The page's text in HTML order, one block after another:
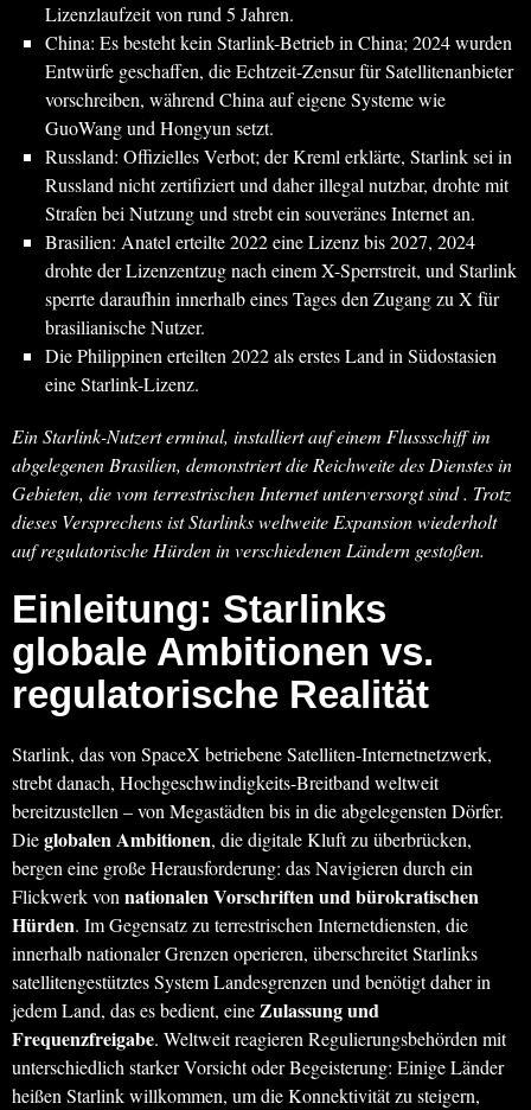
Lizenzlaufzeit von rund 5 Jahren.
China: Es besteht kein Starlink-Betrieb in China; 2024 wurden
Entwürfe geschaffen, die Echtzeit-Zensur für Satellitenanbieter
vorschreiben, während China auf eigene Systeme wie
GuoWang und Hongyun setzt.
Russland: Offizielles Verbot; der Kreml erklärte, Starlink sei in
Russland nicht zertifiziert und daher illegal nutzbar, drohte mit
Strafen bei Nutzung und strebt ein souveränes Internet an.
Brasilien: Anatel erteilte 2022 eine Lizenz bis 2027, 2024
drohte der Lizenzentzug nach einem X-Sperrstreit, und Starlink
sperrte daraufhin innerhalb eines Tages den Zugang zu X für
brasilianische Nutzer.
Die Philippinen erteilten 2022 als erstes Land in Südostasien
eine Starlink-Lizenz.
Ein Starlink-Nutzert erminal, installiert auf einem Flussschiff im
abgelegenen Brasilien, demonstriert die Reichweite des Dienstes in
Gebieten, die vom terrestrischen Internet unterversorgt sind . Trotz
dieses Versprechens ist Starlinks weltweite Expansion wiederholt
auf regulatorische Hürden in verschiedenen Ländern gestoßen.
Einleitung: Starlinks
globale Ambitionen vs.
regulatorische Realität
Starlink, das von SpaceX betriebene Satelliten-Internetnetzwerk,
strebt danach, Hochgeschwindigkeits-Breitband weltweit
bereitzustellen – von Megastädten bis in die abgelegensten Dörfer.
Dieglobalen Ambitionen, die digitale Kluft zu überbrücken,
bergen eine große Herausforderung: das Navigieren durch ein
Flickwerk vonnationalen Vorschriften und bürokratischen
Hürden. Im Gegensatz zu terrestrischen Internetdiensten, die
innerhalb nationaler Grenzen operieren, überschreitet Starlinks
satellitengestütztes System Landesgrenzen und benötigt daher in
jedem Land, das es bedient, eineZulassung und
Frequenzfreigabe. Weltweit reagieren Regulierungsbehörden mit
unterschiedlich starker Vorsicht oder Begeisterung: Einige Länder
heißen Starlink willkommen, um die Konnektivität zu steigern,